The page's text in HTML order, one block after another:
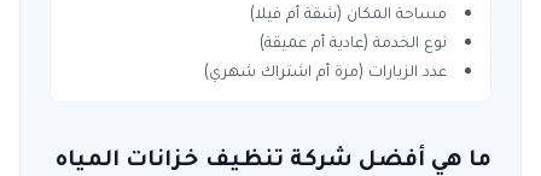
مساحة المكان (شقة أم فيلا)
نوع الخدمة (عادية أم عميقة)
عدد الزيارات (مرة أم اشتراك شهري)
ما هي أفضل شركة تنظيف خزانات المياه